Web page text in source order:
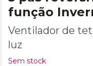
função
Ventilador de
luz
Sem stock